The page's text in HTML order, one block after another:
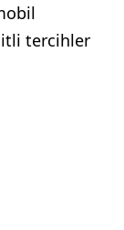
tercihler